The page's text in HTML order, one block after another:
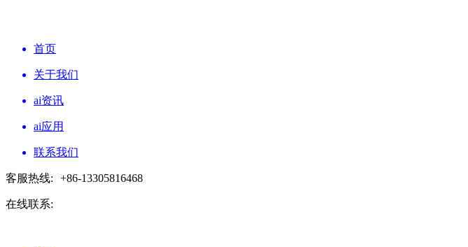
首页
关于我们
ai资讯
ai应用
联系我们
客服热线: +86-13305816468
在线联系: